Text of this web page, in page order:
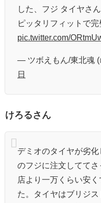
した、フジ タイヤさ
ピッタリフィットで
pic.twitter.com/
— ツボえもん/東北魂
日
けろるさん
デミオのタイヤが劣
のフジに注文してて
店より一万くらい安
た。タイヤはブリジ